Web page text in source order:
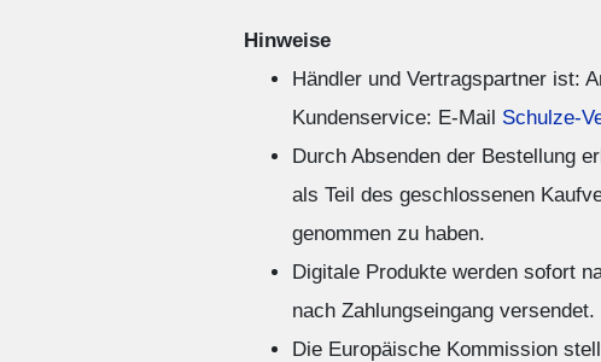
Hinweise
Händler und Vertragspartner ist:
Kundenservice: E-Mail Schulze-
Durch Absenden der Bestellung
als Teil des geschlossenen
genommen zu haben.
Digitale Produkte werden sofort
nach Zahlungseingang versendet.
Die Europäische Kommission